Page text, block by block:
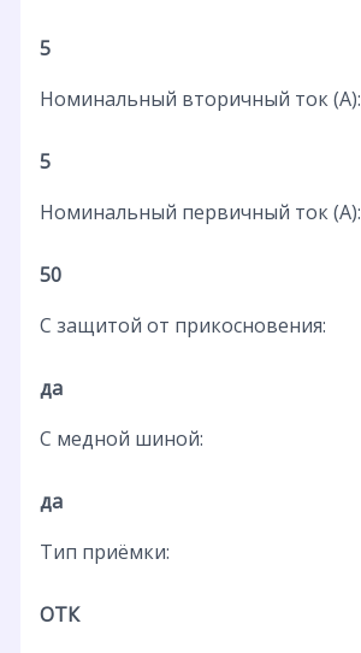
5
Номинальный вторичный ток (А):
5
Номинальный первичный ток (А):
50
С защитой от прикосновения:
да
С медной шиной:
да
Тип приёмки:
ОТК